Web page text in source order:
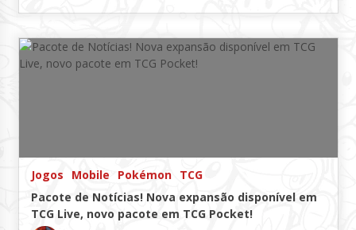
Jogos Mobile Pokémon
TCG
Pacote de Notícias! Nova expansão disponível em
TCG Live, novo pacote em TCG Pocket!